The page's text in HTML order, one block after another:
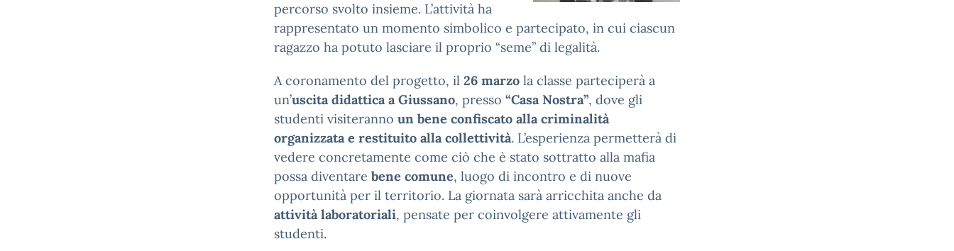
percorso svolto insieme. L’attività ha
rappresentato un momento simbolico e partecipato, in cui ciascun
ragazzo ha potuto lasciare il proprio “seme” di legalità.
A coronamento del progetto, il 26 marzo la classe parteciperà a
un’uscita didattica a Giussano, presso “Casa Nostra”, dove gli
studenti visiteranno un bene confiscato alla criminalità
organizzata e restituito alla collettività. L’esperienza permetterà di
vedere concretamente come ciò che è stato sottratto alla mafia
possa diventare bene comune, luogo di incontro e di nuove
opportunità per il territorio. La giornata sarà arricchita anche da
attività laboratoriali, pensate per coinvolgere attivamente gli
studenti.